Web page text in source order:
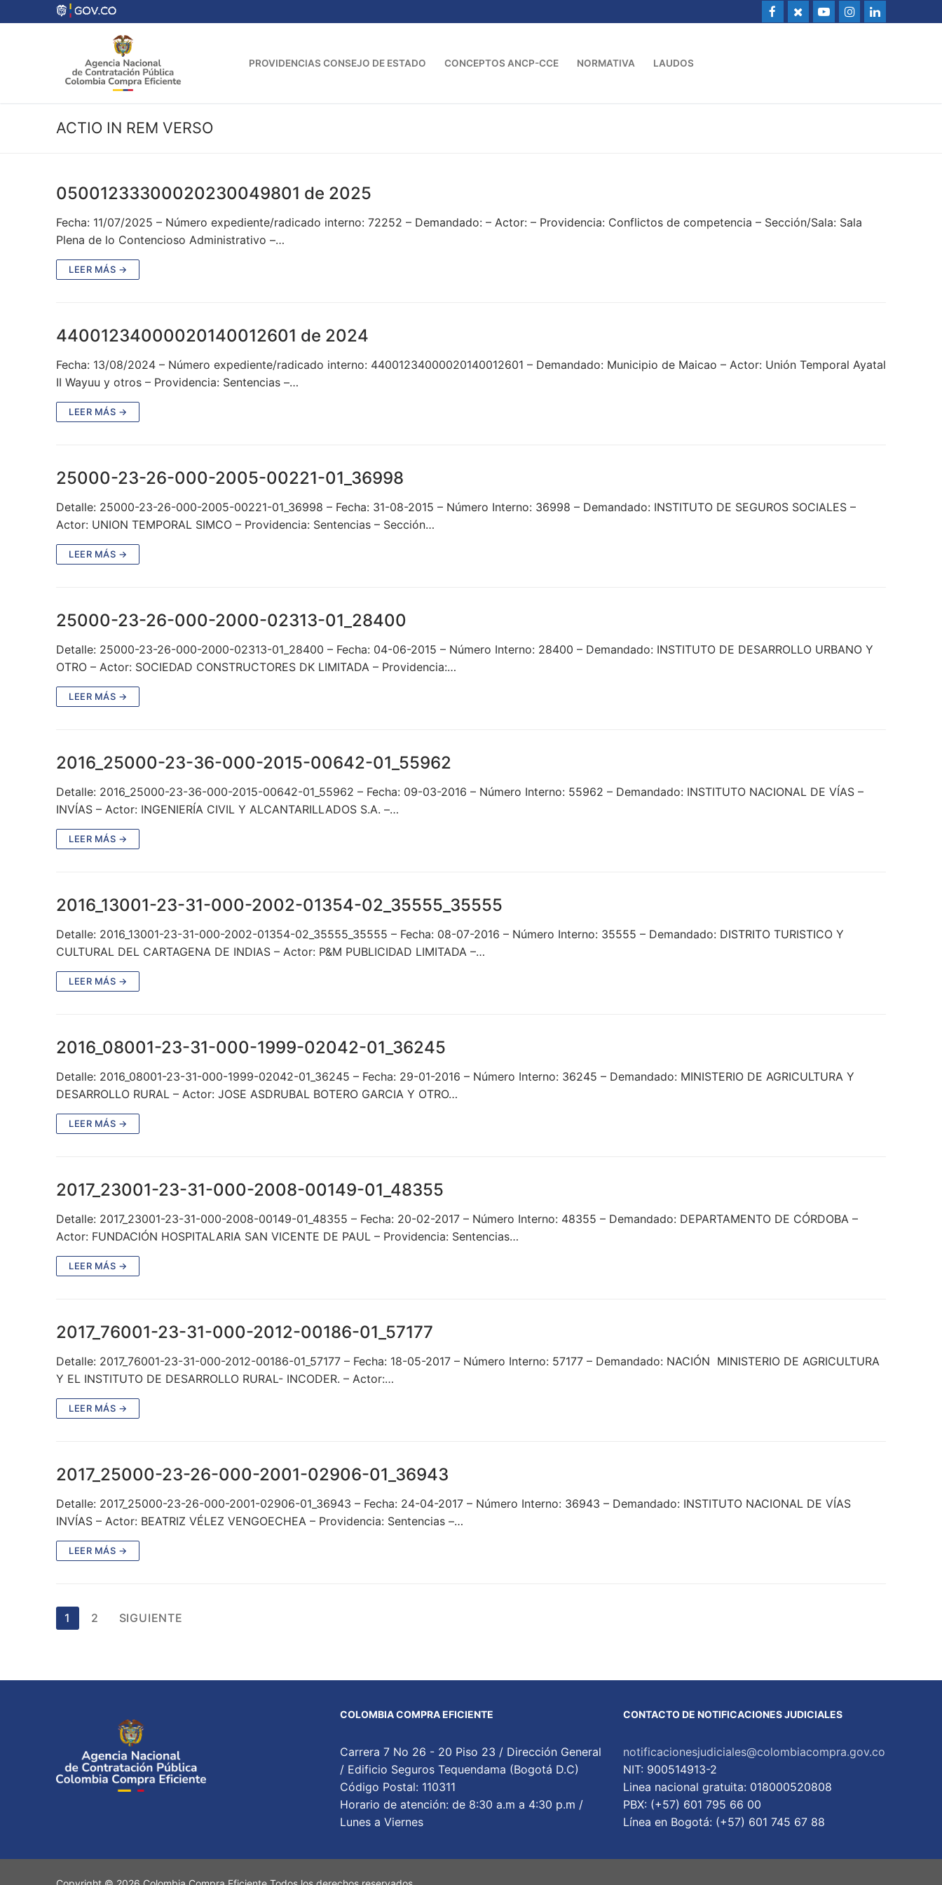
al
PROVIDENCIAS CONSEJO DE ESTADO CONCEPTOS ANCP-CCE NORMATIVA LAUDOS
ACTIO IN REM VERSO
05001233300020230049801 de 2025
Fecha: 11/07/2025 – Número expediente/radicado interno: 72252 – Demandado: – Actor: – Providencia: Conflictos de competencia – Sección/Sala: Sala
Plena de lo Contencioso Administrativo –…
LEER MÁS →
44001234000020140012601 de 2024
Fecha: 13/08/2024 – Número expediente/radicado interno: 44001234000020140012601 – Demandado: Municipio de Maicao – Actor: Unión Temporal Ayatal
II Wayuu y otros – Providencia: Sentencias –…
LEER MÁS →
25000-23-26-000-2005-00221-01_36998
Detalle: 25000-23-26-000-2005-00221-01_36998 – Fecha: 31-08-2015 – Número Interno: 36998 – Demandado: INSTITUTO DE SEGUROS SOCIALES –
Actor: UNION TEMPORAL SIMCO – Providencia: Sentencias – Sección…
LEER MÁS →
25000-23-26-000-2000-02313-01_28400
Detalle: 25000-23-26-000-2000-02313-01_28400 – Fecha: 04-06-2015 – Número Interno: 28400 – Demandado: INSTITUTO DE DESARROLLO URBANO Y
OTRO – Actor: SOCIEDAD CONSTRUCTORES DK LIMITADA – Providencia:…
LEER MÁS →
2016_25000-23-36-000-2015-00642-01_55962
Detalle: 2016_25000-23-36-000-2015-00642-01_55962 – Fecha: 09-03-2016 – Número Interno: 55962 – Demandado: INSTITUTO NACIONAL DE VÍAS –
INVÍAS – Actor: INGENIERÍA CIVIL Y ALCANTARILLADOS S.A. –…
LEER MÁS →
2016_13001-23-31-000-2002-01354-02_35555_35555
Detalle: 2016_13001-23-31-000-2002-01354-02_35555_35555 – Fecha: 08-07-2016 – Número Interno: 35555 – Demandado: DISTRITO TURISTICO Y
CULTURAL DEL CARTAGENA DE INDIAS – Actor: P&M PUBLICIDAD LIMITADA –…
LEER MÁS →
2016_08001-23-31-000-1999-02042-01_36245
Detalle: 2016_08001-23-31-000-1999-02042-01_36245 – Fecha: 29-01-2016 – Número Interno: 36245 – Demandado: MINISTERIO DE AGRICULTURA Y
DESARROLLO RURAL – Actor: JOSE ASDRUBAL BOTERO GARCIA Y OTRO…
LEER MÁS →
2017_23001-23-31-000-2008-00149-01_48355
Detalle: 2017_23001-23-31-000-2008-00149-01_48355 – Fecha: 20-02-2017 – Número Interno: 48355 – Demandado: DEPARTAMENTO DE CÓRDOBA –
Actor: FUNDACIÓN HOSPITALARIA SAN VICENTE DE PAUL – Providencia: Sentencias…
LEER MÁS →
2017_76001-23-31-000-2012-00186-01_57177
Detalle: 2017_76001-23-31-000-2012-00186-01_57177 – Fecha: 18-05-2017 – Número Interno: 57177 – Demandado: NACIÓN  MINISTERIO DE AGRICULTURA
Y EL INSTITUTO DE DESARROLLO RURAL- INCODER. – Actor:…
LEER MÁS →
2017_25000-23-26-000-2001-02906-01_36943
Detalle: 2017_25000-23-26-000-2001-02906-01_36943 – Fecha: 24-04-2017 – Número Interno: 36943 – Demandado: INSTITUTO NACIONAL DE VÍAS
INVÍAS – Actor: BEATRIZ VÉLEZ VENGOECHEA – Providencia: Sentencias –…
LEER MÁS →
Paginación
1 2 SIGUIENTE
COLOMBIA COMPRA EFICIENTE
Carrera 7 No 26 - 20 Piso 23 / Dirección General
/ Edificio Seguros Tequendama (Bogotá D.C)
Código Postal: 110311
Horario de atención: de 8:30 a.m a 4:30 p.m /
Lunes a Viernes
CONTACTO DE NOTIFICACIONES JUDICIALES
notificacionesjudiciales@colombiacompra.gov.co
NIT: 900514913-2
Linea nacional gratuita: 018000520808
PBX: (+57) 601 795 66 00
Lí­nea en Bogotá: (+57) 601 745 67 88